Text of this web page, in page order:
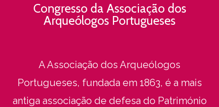
Congresso da Associação dos
Arqueólogos Portugueses
A Associação dos Arqueólogos
Portugueses, fundada em 1863, é a mais
antiga associação de defesa do Património